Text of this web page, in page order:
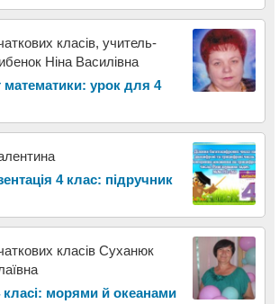
класів, учитель-
Ніна Василівна
математики: урок для 4
4 клас: підручник
класів Суханюк
класі: морями й океанами